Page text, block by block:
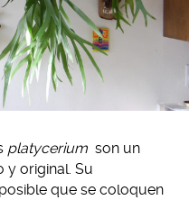
platycerium son un
original. Su
que se coloquen